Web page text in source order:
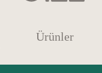
Ürünler